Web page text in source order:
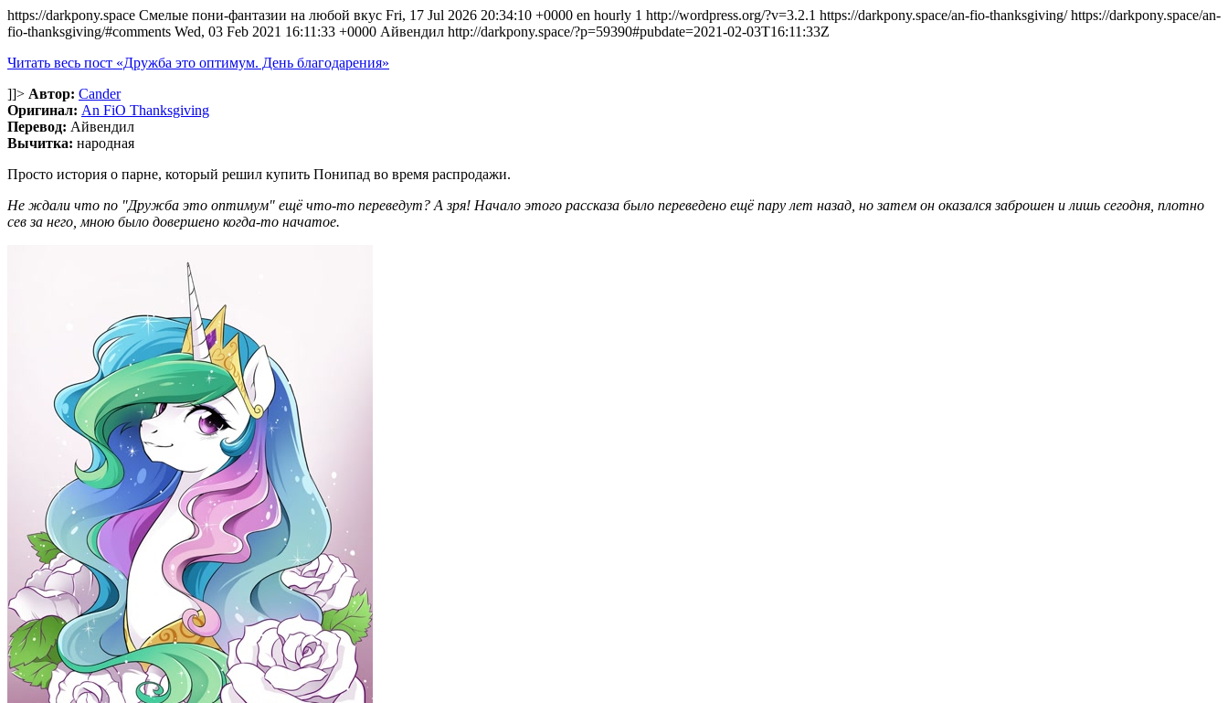
https://darkpony.space Смелые пони-фантазии на любой вкус Fri, 17 Jul 2026 20:34:10 +0000 en hourly 1 http://wordpress.org/?v=3.2.1 https://darkpony.space/an-fio-thanksgiving/https://darkpony.space/an-
fio-thanksgiving/#comments Wed, 03 Feb 2021 16:11:33 +0000 Айвендил http://darkpony.space/?p=59390#pubdate=2021-02-03T16:11:33Z
Читать весь пост «Дружба это оптимум. День благодарения»
]]> Автор: Cander
Оригинал: An FiO Thanksgiving
Перевод: Айвендил
Вычитка: народная
Просто история о парне, который решил купить Понипад во время распродажи.
Не ждали что по "Дружба это оптимум" ещё что-то переведут? А зря! Начало этого рассказа было переведено ещё пару лет назад, но затем он оказался заброшен и лишь сегодня, плотно
сев за него, мною было довершено когда-то начатое.